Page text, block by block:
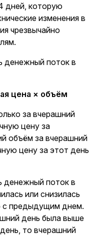
дней, которую
изменения в
чрезвычайно
денежный поток в
цена × объём
за вчерашний
цену за
объём за вчерашний
цену за этот день
денежный поток в
или снизилась
с предыдущим днем.
день была выше
то вчерашний